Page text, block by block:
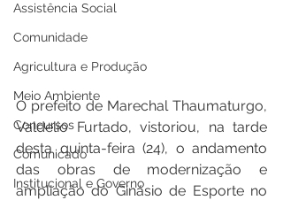
Assistência Social
Comunidade
Agricultura e Produção
Meio Ambiente
Concursos
Comunicado
Institucional e Governo
O prefeito de Marechal Thaumaturgo,
Valdelio Furtado, vistoriou, na tarde
desta quinta-feira (24), o andamento
das obras de modernização e
ampliação do Ginásio de Esporte no